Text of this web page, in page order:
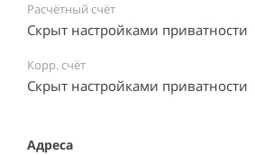
Расчётный счёт
Скрыт настройками приватности
Корр. счёт
Скрыт настройками приватности
Адреса